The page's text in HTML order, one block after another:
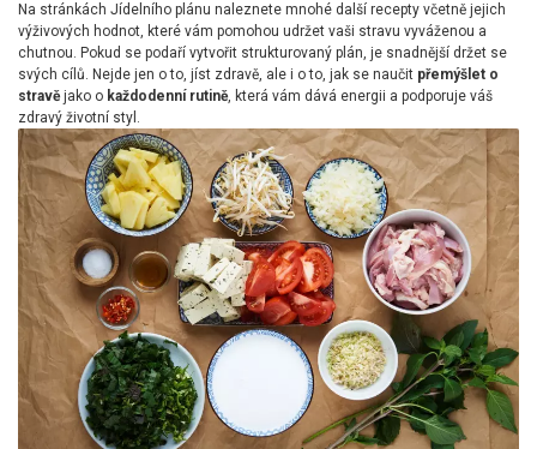
Na stránkách Jídelního plánu naleznete mnohé další recepty včetně jejich
výživových hodnot, které vám pomohou udržet vaši stravu vyváženou a
chutnou. Pokud se podaří vytvořit strukturovaný plán, je snadnější držet se
svých cílů. Nejde jen o to, jíst zdravě, ale i o to, jak se naučit přemýšlet o
stravějako o každodenní rutině, která vám dává energii a podporuje váš
zdravý životní styl.